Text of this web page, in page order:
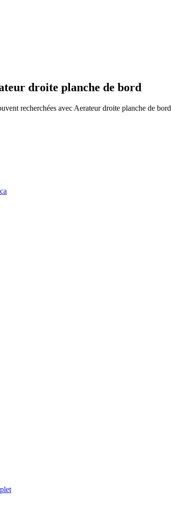
droite planche de bord
recherchées avec Aerateur droite planche de bord